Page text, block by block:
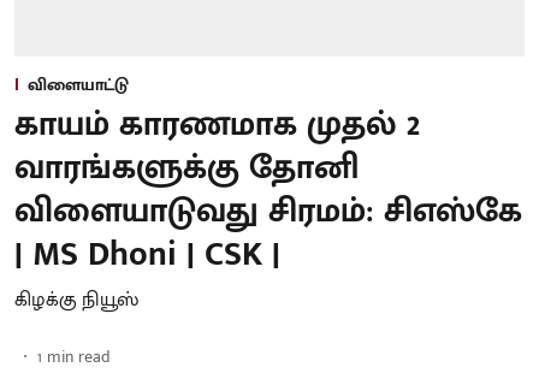
விளையாட்டு
காயம் காரணமாக முதல் 2
வாரங்களுக்கு தோனி
விளையாடுவது சிரமம்: சிஎஸ்கே
| MS Dhoni | CSK |
கிழக்கு நியூஸ்
1 min read